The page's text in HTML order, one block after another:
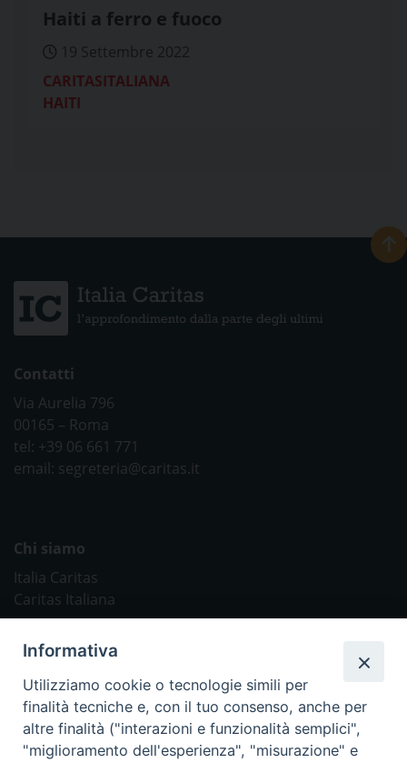
Haiti a ferro e fuoco
19 Settembre 2022
CARITASITALIANA
HAITI
Contatti
Via Aurelia 796
00165 – Roma
tel: +39 06 661 771
email: segreteria@caritas.it
Chi siamo
Italia Caritas
Caritas Italiana
Caritas Internationalis
TV 2000
Inblu 2000
Informativa
Utilizziamo cookie o tecnologie simili per
finalità tecniche e, con il tuo consenso, anche per
altre finalità ("interazioni e funzionalità semplici",
"miglioramento dell'esperienza", "misurazione" e